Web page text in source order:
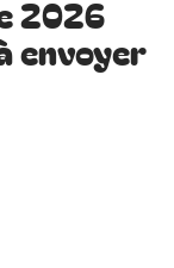
2026
envoyer